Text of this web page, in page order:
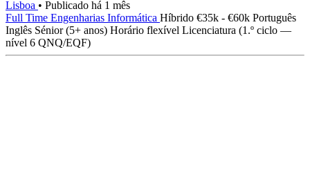
Lisboa • Publicado há 1 mês
Full Time Engenharias Informática Híbrido €35k - €60k Português
Inglês Sénior (5+ anos) Horário flexível Licenciatura (1.º ciclo —
nível 6 QNQ/EQF)